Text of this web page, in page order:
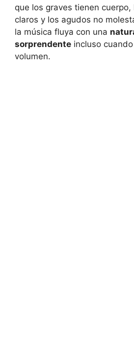
que los graves tienen
claros y los agudos no
la música fluya con una
sorprendente incluso
volumen.